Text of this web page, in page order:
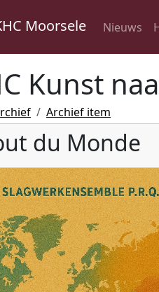
Moorsele Nieuws
Kunst
Archief item
du Monde